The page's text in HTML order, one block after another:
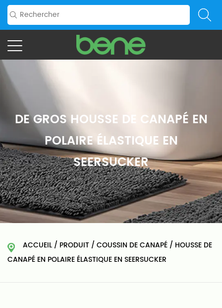
DE GROS HOUSSE DE CANAPÉ EN
POLAIRE ÉLASTIQUE EN
SEERSUCKER
ACCUEIL / PRODUIT / COUSSIN DE CANAPÉ / HOUSSE DE
CANAPÉ EN POLAIRE ÉLASTIQUE EN SEERSUCKER